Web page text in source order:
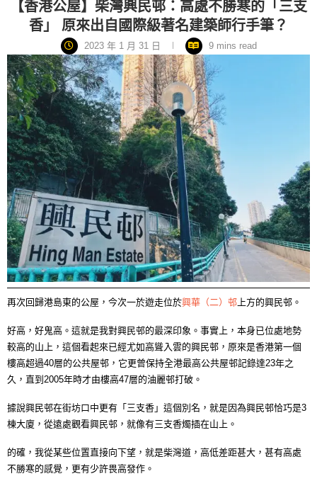
【香港公屋】柴灣興民邨：高處不勝寒的「三支
香」 原來出自國際級著名建築師行手筆？
2023 年 1 月 31 日 9 mins read
再次回歸港島東的公屋，今次一於遊走位於興華（二）邨 上方的興民邨。
好高，好鬼高。這就是我對興民邨的最深印象。事實上，本身已位處地勢
較高的山上，這個看起來已經尤如高聳入雲的興民邨，原來是香港第一個
樓高超過40層的公共屋邨，它更曾保持全港最高公共屋邨記錄達23年之
久，直到2005年時才由樓高47層的油麗邨打破。
據說興民邨在街坊口中更有「三支香」這個別名，就是因為興民邨恰巧是3
棟大廈，從遠處觀看興民邨，就像有三支香燭插在山上。
的確，我從某些位置直接向下望，就是柴灣道，高低差距甚大，甚有高處
不勝寒的感覺，更有少許畏高發作。